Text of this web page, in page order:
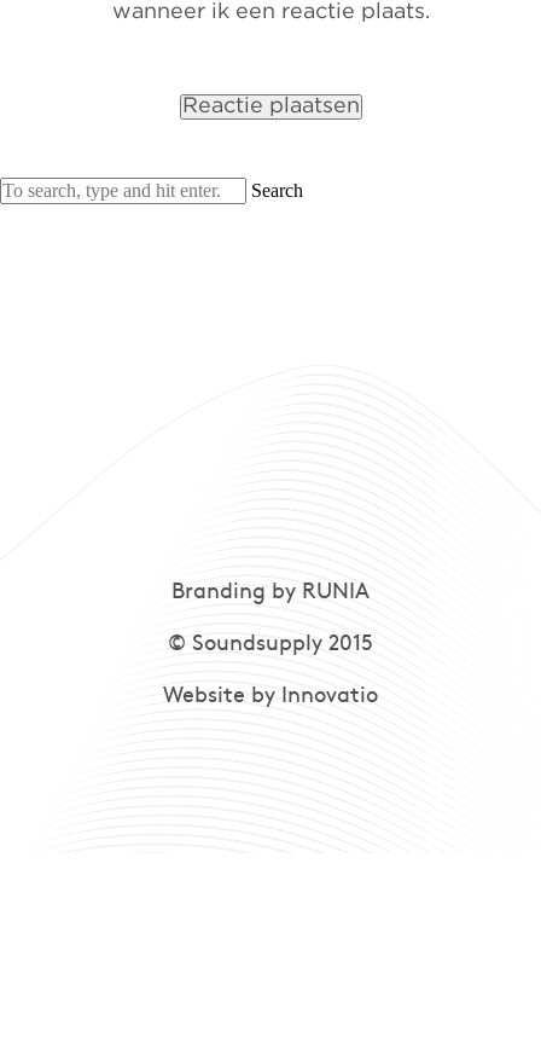
wanneer ik een reactie plaats.
Search
Branding by RUNIA
© Soundsupply 2015
Website by Innovatio